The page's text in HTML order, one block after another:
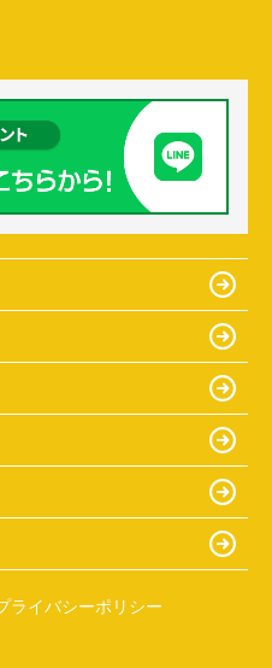
ライバシーポリシー